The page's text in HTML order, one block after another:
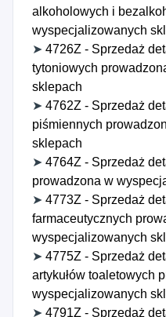
alkoholowych i
wyspecjalizowanych
➤ 4726Z - Sprzedaż
tytoniowych
sklepach
➤ 4762Z - Sprzedaż
piśmiennych
sklepach
➤ 4764Z - Sprzedaż
prowadzona w
➤ 4773Z - Sprzedaż
farmaceutycznych
wyspecjalizowanych
➤ 4775Z - Sprzedaż
artykułów toaletowych
wyspecjalizowanych
➤ 4791Z - Sprzedaż